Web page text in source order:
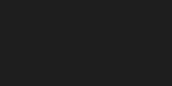
voor alle
en vermoeiend zijn. Met een
de vrijheid en het gemak om hun